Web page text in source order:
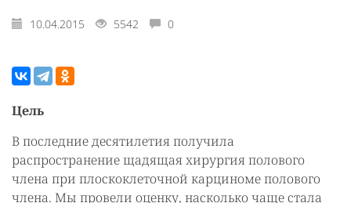
10.04.2015 5542 0
Цель
В последние десятилетия получила
распространение щадящая хирургия полового
члена при плоскоклеточной карциноме полового
члена. Мы провели оценку, насколько чаще стала